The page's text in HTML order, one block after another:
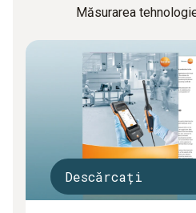
Măsurarea
Descărcați